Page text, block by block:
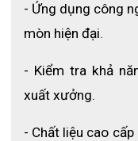
- Ứng dụng công
mòn hiện đại.
- Kiểm tra khả
xuất xưởng.
- Chất liệu cao